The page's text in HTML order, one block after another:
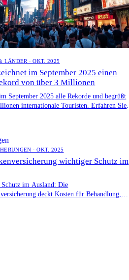
LÄNDER · OKT. 2025
im September 2025 einen
von über 3 Millionen
September 2025 alle Rekorde und begrüßt
internationale Touristen. Erfahren Sie
· OKT. 2025
wichtiger Schutz im
Schutz im Ausland: Die
deckt Kosten für Behandlung,